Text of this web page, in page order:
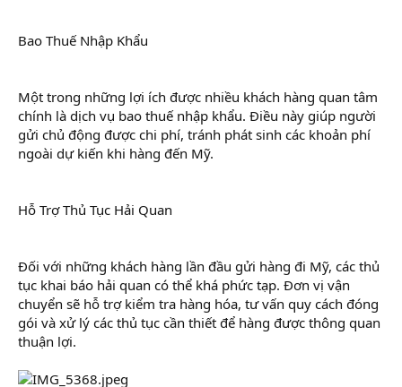
Bao Thuế Nhập Khẩu
Một trong những lợi ích được nhiều khách hàng quan tâm
chính là dịch vụ bao thuế nhập khẩu. Điều này giúp người
gửi chủ động được chi phí, tránh phát sinh các khoản phí
ngoài dự kiến khi hàng đến Mỹ.
Hỗ Trợ Thủ Tục Hải Quan
Đối với những khách hàng lần đầu gửi hàng đi Mỹ, các thủ
tục khai báo hải quan có thể khá phức tạp. Đơn vị vận
chuyển sẽ hỗ trợ kiểm tra hàng hóa, tư vấn quy cách đóng
gói và xử lý các thủ tục cần thiết để hàng được thông quan
thuận lợi.